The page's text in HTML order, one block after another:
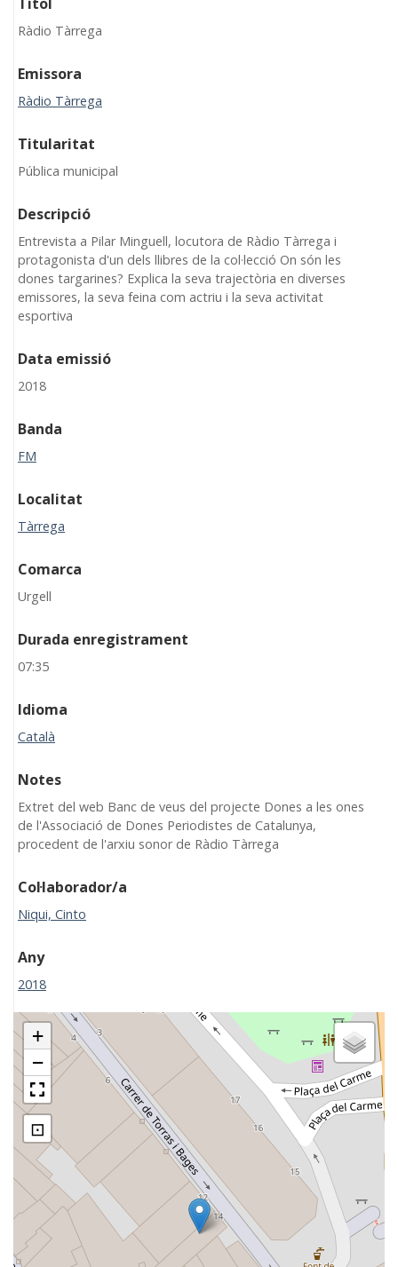
Ràdio Tàrrega
Emissora
Ràdio Tàrrega
Titularitat
Pública municipal
Descripció
Entrevista a Pilar Minguell, locutora de Ràdio Tàrrega i
protagonista d'un dels llibres de la col·lecció On són les
dones targarines? Explica la seva trajectòria en diverses
emissores, la seva feina com actriu i la seva activitat
esportiva
Data emissió
2018
Banda
FM
Localitat
Tàrrega
Comarca
Urgell
Durada enregistrament
07:35
Idioma
Català
Notes
Extret del web Banc de veus del projecte Dones a les ones
de l'Associació de Dones Periodistes de Catalunya,
procedent de l'arxiu sonor de Ràdio Tàrrega
Col·laborador/a
Niqui, Cinto
Any
2018
+
−
⊡